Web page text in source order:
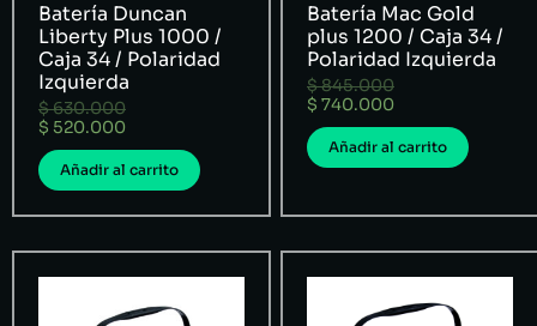
Batería Duncan
Liberty Plus 1000 /
Caja 34 / Polaridad
Izquierda
$630.000
$ 520.000
Añadir al carrito
Batería Mac Gold
plus 1200 / Caja 34 /
Polaridad Izquierda
$845.000
$ 740.000
Añadir al carrito